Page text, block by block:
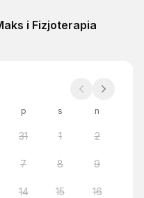
i Fizjoterapia
p s n
31 1 2
7 8 9
14 15 16